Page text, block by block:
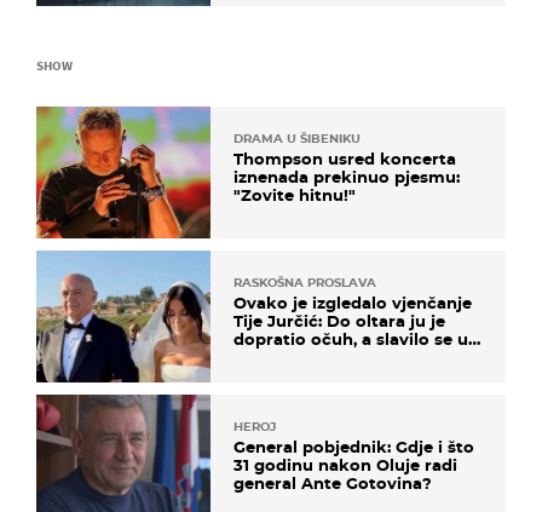
SHOW
DRAMA U ŠIBENIKU
Thompson usred koncerta
iznenada prekinuo pjesmu:
"Zovite hitnu!"
RASKOŠNA PROSLAVA
Ovako je izgledalo vjenčanje
Tije Jurčić: Do oltara ju je
dopratio očuh, a slavilo se uz
HEROJ
General pobjednik: Gdje i što
31 godinu nakon Oluje radi
general Ante Gotovina?